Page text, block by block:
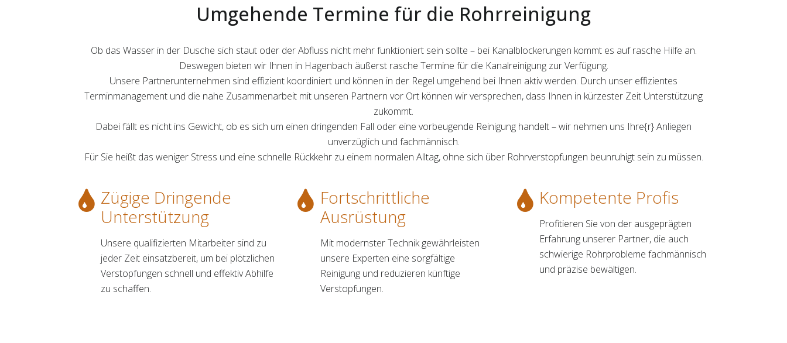
Umgehende Termine für die Rohrreinigung
Ob das Wasser in der Dusche sich staut oder der Abfluss nicht mehr funktioniert sein sollte – bei Kanalblockerungen kommt es auf rasche Hilfe an.
Deswegen bieten wir Ihnen in Hagenbach äußerst rasche Termine für die Kanalreinigung zur Verfügung.
Unsere Partnerunternehmen sind effizient koordiniert und können in der Regel umgehend bei Ihnen aktiv werden. Durch unser effizientes
Terminmanagement und die nahe Zusammenarbeit mit unseren Partnern vor Ort können wir versprechen, dass Ihnen in kürzester Zeit Unterstützung
zukommt.
Dabei fällt es nicht ins Gewicht, ob es sich um einen dringenden Fall oder eine vorbeugende Reinigung handelt – wir nehmen uns Ihre{r} Anliegen
unverzüglich und fachmännisch.
Für Sie heißt das weniger Stress und eine schnelle Rückkehr zu einem normalen Alltag, ohne sich über Rohrverstopfungen beunruhigt sein zu müssen.
Zügige Dringende
Unterstützung
Unsere qualifizierten Mitarbeiter sind zu
jeder Zeit einsatzbereit, um bei plötzlichen
Verstopfungen schnell und effektiv Abhilfe
zu schaffen.
Fortschrittliche
Ausrüstung
Mit modernster Technik gewährleisten
unsere Experten eine sorgfältige
Reinigung und reduzieren künftige
Verstopfungen.
Kompetente Profis
Profitieren Sie von der ausgeprägten
Erfahrung unserer Partner, die auch
schwierige Rohrprobleme fachmännisch
und präzise bewältigen.